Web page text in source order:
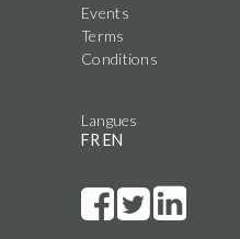
Events
Terms
Conditions
Langues
FR EN